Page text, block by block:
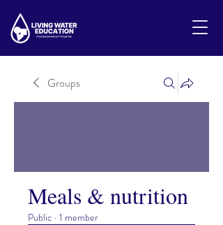
Groups
Meals & nutrition
Public · 1 member